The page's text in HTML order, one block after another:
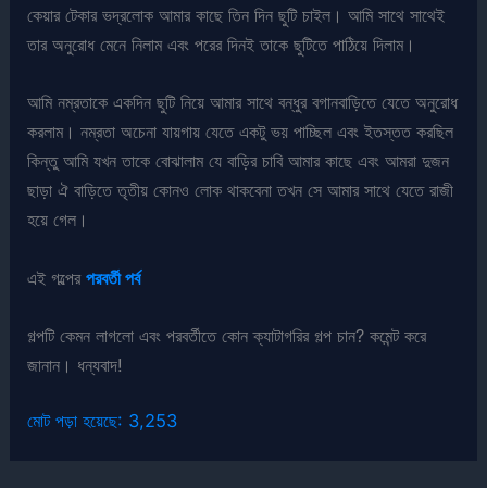
কেয়ার টেকার ভদ্রলোক আমার কাছে তিন দিন ছুটি চাইল। আমি সাথে সাথেই
তার অনুরোধ মেনে নিলাম এবং পরের দিনই তাকে ছুটিতে পাঠিয়ে দিলাম।
আমি নম্রতাকে একদিন ছুটি নিয়ে আমার সাথে বন্ধুর বগানবাড়িতে যেতে অনুরোধ
করলাম। নম্রতা অচেনা যায়গায় যেতে একটু ভয় পাচ্ছিল এবং ইতস্তত করছিল
কিন্তু আমি যখন তাকে বোঝালাম যে বাড়ির চাবি আমার কাছে এবং আমরা দুজন
ছাড়া ঐ বাড়িতে তৃতীয় কোনও লোক থাকবেনা তখন সে আমার সাথে যেতে রাজী
হয়ে গেল।
এই গল্পেরপরবর্তী পর্ব
গল্পটি কেমন লাগলো এবং পরবর্তীতে কোন ক্যাটাগরির গল্প চান? কমেন্ট করে
জানান। ধন্যবাদ!
মোট পড়া হয়েছে: 3,253